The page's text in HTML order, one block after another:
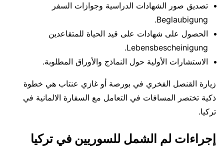
تصديق صور الشهادات الدراسية وجوازات السفر
Beglaubigung.
الحصول على شهادات على قيد الحياة للمتقاعدين
Lebensbescheinigung.
الاستشارات الأولية حول النماذج والأوراق المطلوبة.
زيارة القنصل الفخري في بورصة أو غازي عنتاب هي خطوة
ذكية تختصر المسافات في التعامل مع السفارة الالمانية في
تركيا.
إجراءات لم الشمل للسوريين في تركيا